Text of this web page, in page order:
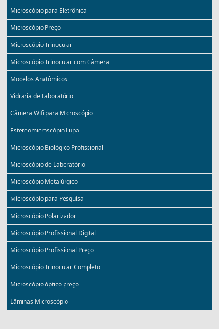
Microscópio para Eletrônica
Microscópio Preço
Microscópio Trinocular
Microscópio Trinocular com Câmera
Modelos Anatômicos
Vidraria de Laboratório
Câmera Wifi para Microscópio
Estereomicroscópio Lupa
Microscópio Biológico Profissional
Microscópio de Laboratório
Microscópio Metalúrgico
Microscópio para Pesquisa
Microscópio Polarizador
Microscópio Profissional Digital
Microscópio Profissional Preço
Microscópio Trinocular Completo
Microscópio óptico preço
Lâminas Microscópio